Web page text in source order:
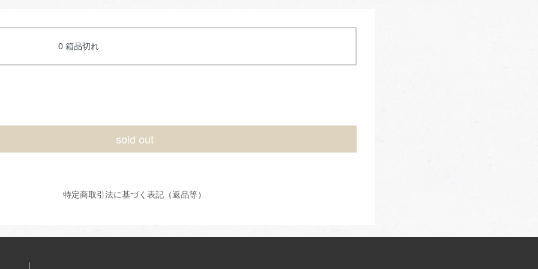
0 箱品切れ
sold out
特定商取引法に基づく表記（返品等）